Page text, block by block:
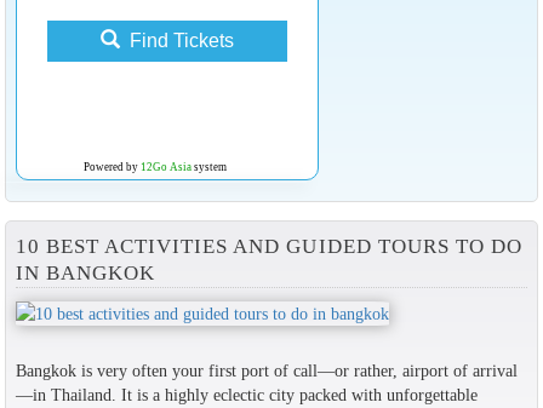
Find Tickets
Powered by 12Go Asiasystem
10 BEST ACTIVITIES AND GUIDED TOURS TO DO
IN BANGKOK
Bangkok is very often your first port of call—or rather, airport of arrival
—in Thailand. It is a highly eclectic city packed with unforgettable